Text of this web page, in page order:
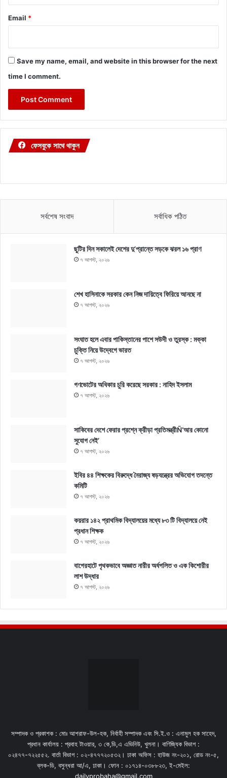
Email *
Save my name, email, and website in this browser for the next
time I comment.
ফেসবুকে সাথে থাকুন
সর্বশেষ সংবাদ সর্বাধিক পঠিত
ছুটির দিন সকালেই দেশের দু’প্রান্তে সড়কে ঝরল ১৬ প্রাণ
৭ আগস্ট, ২০২৬
শেখ হাসিনাকে সরকার কেন নিজ দায়িত্বে ফিরিয়ে আনছে না
৭ আগস্ট, ২০২৬
সংঘাত হলে এবার পাকিস্তানের পাশে সউদী ও তুরস্ক : মক্কা
চুক্তি নিয়ে উদ্বেগে ভারত
৭ আগস্ট, ২০২৬
গণভোটের অধিকার চুরি করেছে সরকার : নাহিদ ইসলাম
৭ আগস্ট, ২০২৬
সাকিবের দেশে ফেরার প্রশ্নে ক্রীড়া প্রতিমন্ত্রীÑ‘আর কোনো
সুযোগ নেই’
৭ আগস্ট, ২০২৬
ইবির ৪৪ শিক্ষকের বিরুদ্ধে নৈরাজ্য ষড়যন্ত্রের অভিযোগ তদন্তে
কমিটি
৭ আগস্ট, ২০২৬
কয়রার ১৪২ প্রাথমিক বিদ্যালয়ের মধ্যে ৮৩ টি বিদ্যালয়ে নেই
প্রধান শিক্ষক
৭ আগস্ট, ২০২৬
বাগেরহাটে পৃথকভাবে অজ্ঞাত নারীর অর্ধগলিত ও এক কিশোরীর
লাশ উদ্ধার
৭ আগস্ট, ২০২৬
সম্পাদক ও প্রকাশক : মোঃ আশরাফ-উল-হক, নির্বাহী সম্পাদক এবং সি.ই.ও : এনামুল হক সাহেদ,
প্রধান কার্যালয় : প্রবাহ টাওয়ার, ৩ কে,ডি,এ এভিনিউ, খুলনা। বাণিজ্যিক বিভাগ :
০২৪৭৭-৭২২৫৫২. বার্তা বিভাগ : ০২-৪৭৭৭২০৫৩২। ঢাকা অফিস : হাউজ নং-২০১, রোড নং-৫,
ব্লক-ডি, বসুন্ধরা আ/এ, ঢাকা। ফোন : ০১৭১৪-০৩৮৮২৩, ই-মেইল:
dailyprobaha@gmail.com